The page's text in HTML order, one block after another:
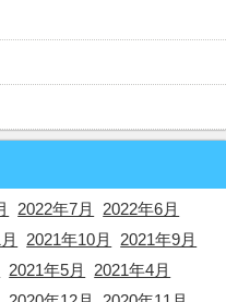
2022年7月
2022年6月
2021年10月
2021年9月
2021年5月
2021年4月